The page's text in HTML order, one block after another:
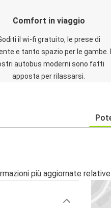
Comfort in viaggio
il wi-fi gratuito, le prese di
e tanto spazio per le gambe. I
autobus moderni sono fatti
apposta per rilassarsi.
più aggiornate relative